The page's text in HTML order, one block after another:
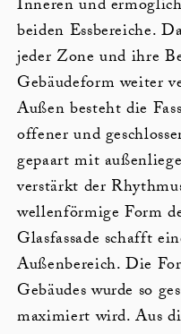
Inneren und
beiden Essbereiche.
jeder Zone und ihre
Gebäudeform weiter
Außen besteht die
offener und
gepaart mit
verstärkt der
wellenförmige Form
Glasfassade schafft
Außenbereich. Die
Gebäudes wurde so
maximiert wird. Aus